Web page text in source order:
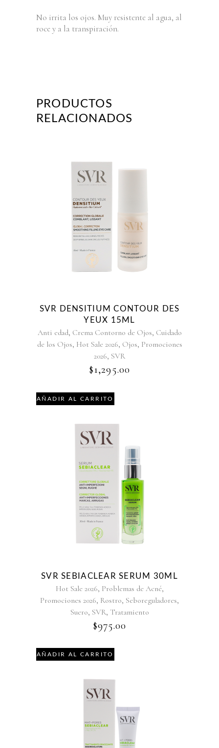
No irrita los ojos. Muy resistente al agua, al
roce y a la transpiración.
PRODUCTOS
RELACIONADOS
SVR DENSITIUM CONTOUR DES
YEUX 15ML
Anti edad, Crema Contorno de Ojos, Cuidado
de los Ojos, Hot Sale 2026, Ojos, Promociones
2026, SVR
$1,295.00
AÑADIR AL CARRITO
SVR SEBIACLEAR SERUM 30ML
Hot Sale 2026, Problemas de Acné,
Promociones 2026, Rostro, Seboreguladores,
Suero, SVR, Tratamiento
$975.00
AÑADIR AL CARRITO